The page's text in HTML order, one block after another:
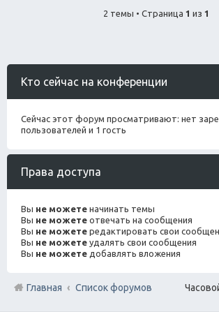
2 темы • Страница 1 из 1
Кто сейчас на конференции
Сейчас этот форум просматривают: нет
пользователей и 1 гость
Права доступа
Вы не можете начинать темы
Вы не можете отвечать на сообщения
Вы не можете редактировать свои
Вы не можете удалять свои сообщения
Вы не можете добавлять вложения
Главная Список форумов